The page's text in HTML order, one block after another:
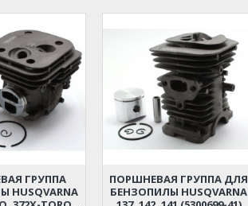
ГРУППА
HUSQVARNA
ПОРШНЕВАЯ ГРУППА ДЛЯ
БЕНЗОПИЛЫ HUSQVARNA